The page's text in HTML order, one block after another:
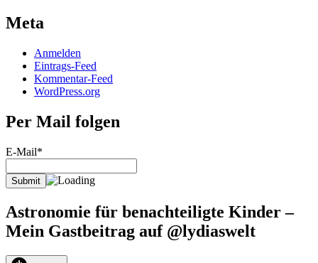
Meta
Anmelden
Eintrags-Feed
Kommentar-Feed
WordPress.org
Per Mail folgen
E-Mail*
Astronomie für benachteiligte Kinder –
Mein Gastbeitrag auf @lydiaswelt